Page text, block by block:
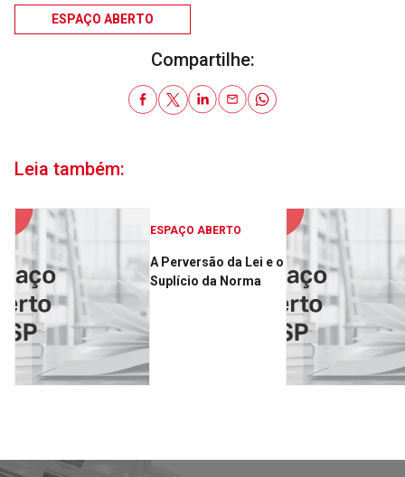
ESPAÇO ABERTO
Compartilhe:
Leia também:
ESPAÇO ABERTO
A Perversão da Lei e o
Suplício da Norma